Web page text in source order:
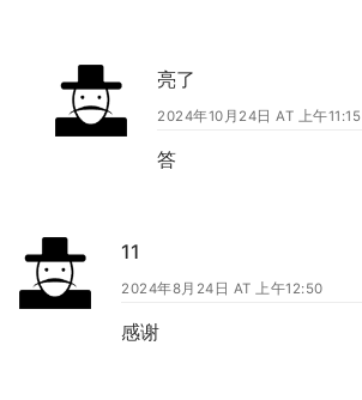
亮了
2024年10月24日 AT 上午11:15
答
11
2024年8月24日 AT 上午12:50
感谢